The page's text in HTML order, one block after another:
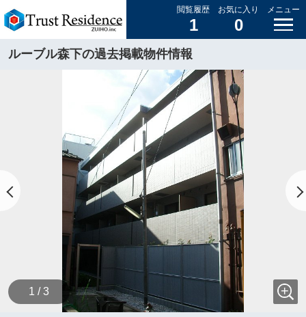
閲覧履歴
1
お気に入り
0
メニュー
ルーブル森下の過去掲載物件情報
1 / 3